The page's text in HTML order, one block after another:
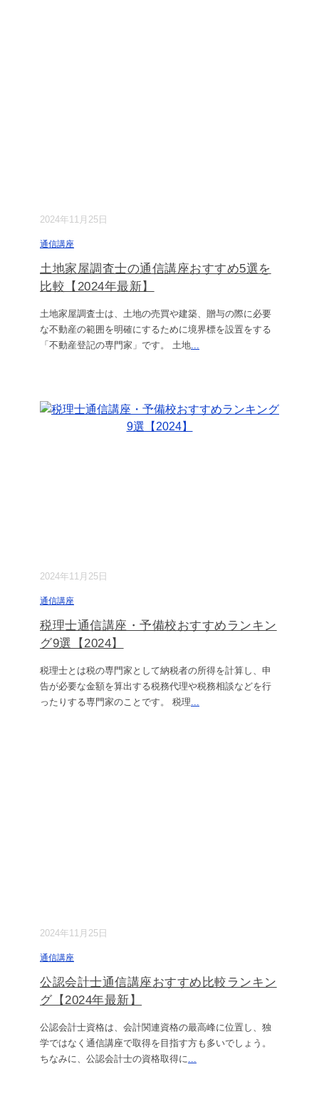
2024年11月25日
通信講座
土地家屋調査士の通信講座おすすめ5選を
比較【2024年最新】
土地家屋調査士は、土地の売買や建築、贈与の際に必要
な不動産の範囲を明確にするために境界標を設置をする
「不動産登記の専門家」です。 土地...
2024年11月25日
通信講座
税理士通信講座・予備校おすすめランキン
グ9選【2024】
税理士とは税の専門家として納税者の所得を計算し、申
告が必要な金額を算出する税務代理や税務相談などを行
ったりする専門家のことです。 税理...
2024年11月25日
通信講座
公認会計士通信講座おすすめ比較ランキン
グ【2024年最新】
公認会計士資格は、会計関連資格の最高峰に位置し、独
学ではなく通信講座で取得を目指す方も多いでしょう。
ちなみに、公認会計士の資格取得に...